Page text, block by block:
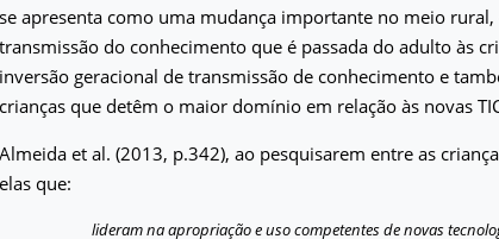
se apresenta como uma mudança importante no meio
transmissão do conhecimento que é passada do adulto às
inversão geracional de transmissão de conhecimento e
crianças que detêm o maior domínio em relação às novas
Almeida et al. (2013, p.342), ao pesquisarem entre as
elas que:
lideram na apropriação e uso competentes de novas